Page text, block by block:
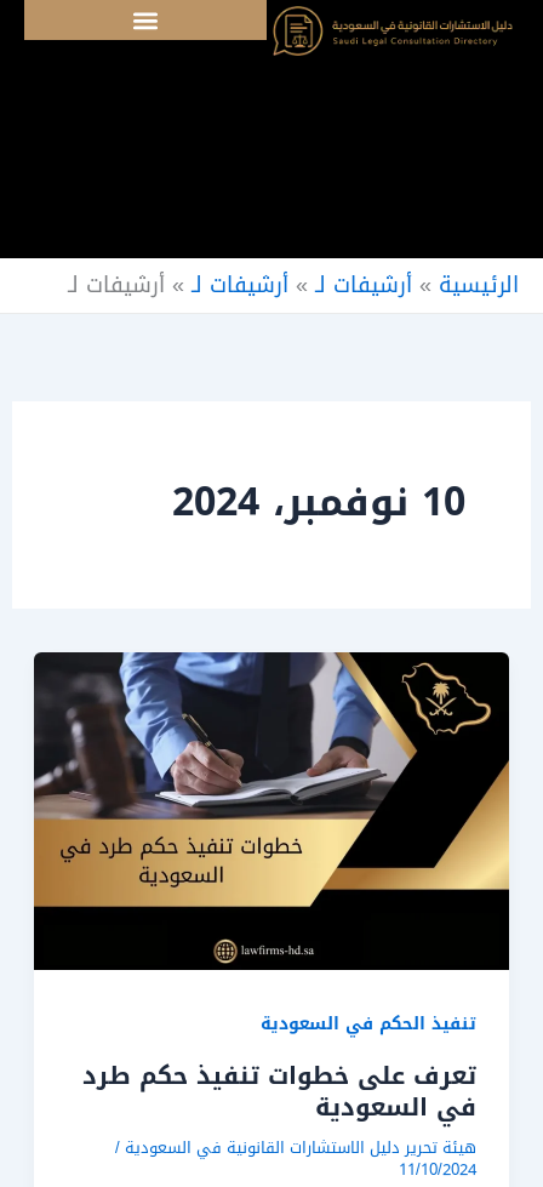
تخطي
الرئيسية »أرشيفات لـ»أرشيفات لـ» أرشيفات لـ
10 نوفمبر، 2024
تنفيذ الحكم في السعودية
تعرف على خطوات تنفيذ حكم طرد
في السعودية
هيئة تحرير دليل الاستشارات القانونية في السعودية /
11/10/2024